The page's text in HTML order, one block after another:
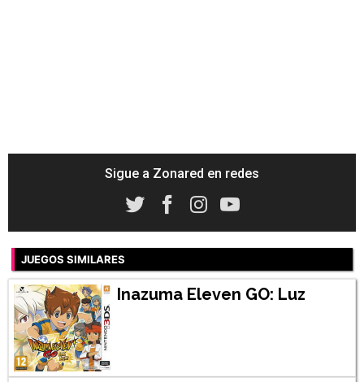
Sigue a Zonared en redes
JUEGOS SIMILARES
Inazuma Eleven GO: Luz